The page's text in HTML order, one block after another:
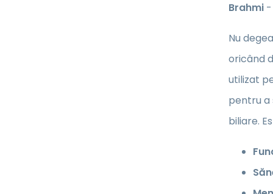
Brahmi -
Nu
oricând
utilizat
pentru a
biliare.